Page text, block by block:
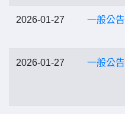
2026-01-27 一般公告
2026-01-27 一般公告